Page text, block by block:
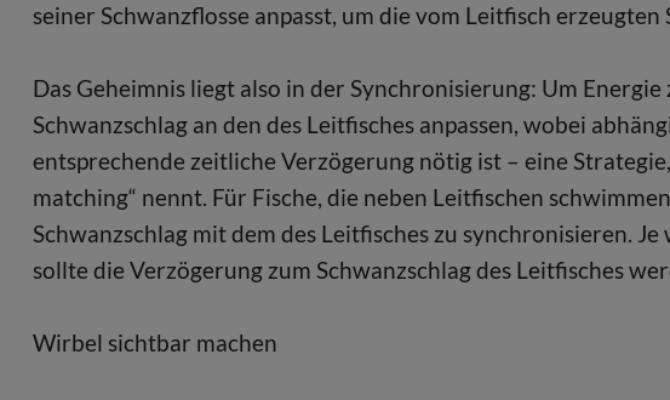
seiner Schwanzflosse anpasst, um die vom Leitfisch
Das Geheimnis liegt also in der Synchronisierung: Um
Schwanzschlag an den des Leitfisches anpassen, wobei
entsprechende zeitliche Verzögerung nötig ist – eine
matching“ nennt. Für Fische, die neben Leitfischen
Schwanzschlag mit dem des Leitfisches zu synchronisieren.
sollte die Verzögerung zum Schwanzschlag des Leitfisches
Wirbel sichtbar machen